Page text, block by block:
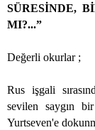
SÜRESİNDE,
MI?...”
Değerli okurlar ;
Rus işgali
sevilen saygın
Yurtseven'e